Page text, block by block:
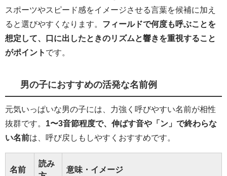
スポーツやスピード感をイメージさせる言葉を候補に加え
ると選びやすくなります。 フィールドで何度も呼ぶことを
想定して、口に出したときのリズムと響きを重視すること
がポイント です。
男の子におすすめの活発な名前例
元気いっぱいな男の子には、力強く呼びやすい名前が相性
抜群です。 1〜3音節程度で、伸ばす音や「ン」で終わらな
い名前は、呼び戻しもしやすくおすすめです。
名前
読み
意味・イメージ